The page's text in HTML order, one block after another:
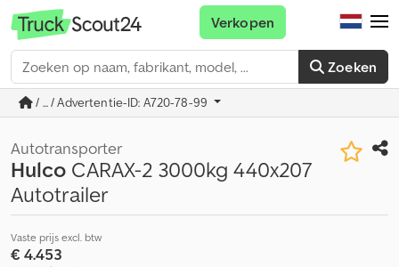
Zoeken
Verkopen
/ ... / Advertentie-ID: A720-78-99
Autotransporter
Hulco CARAX-2 3000kg 440x207
Autotrailer
Vaste prijs excl. btw
€ 4.453